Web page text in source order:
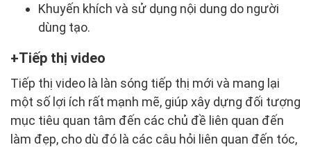
Khuyến khích và sử dụng nội dung do người
dùng tạo.
Tiếp thị video
Tiếp thị video là làn sóng tiếp thị mới và mang lại
một số lợi ích rất mạnh mẽ, giúp xây dựng đối tượng
mục tiêu quan tâm đến các chủ đề liên quan đến
làm đẹp, cho dù đó là các câu hỏi liên quan đến tóc,